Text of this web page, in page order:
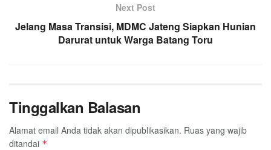
Next Post
Jelang Masa Transisi, MDMC Jateng Siapkan Hunian
Darurat untuk Warga Batang Toru
Tinggalkan Balasan
Alamat email Anda tidak akan dipublikasikan. Ruas yang wajib
ditandai *